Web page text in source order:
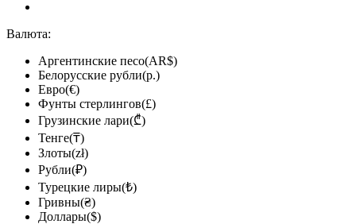
Валюта:
Аргентинские песо(AR$)
Белорусские рубли(р.)
Евро(€)
Фунты стерлингов(£)
Грузинские лари(₾)
Тенге(₸)
Злоты(zł)
Рубли(₽)
Турецкие лиры(₺)
Гривны(₴)
Доллары($)